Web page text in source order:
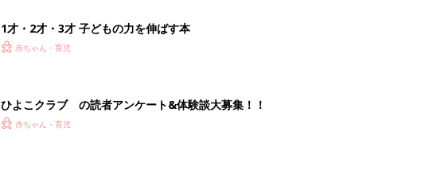
1才・2才・3才 子どもの力を伸ばす本
赤ちゃん・育児
ひよこクラブ の読者アンケート&体験談大募集！！
赤ちゃん・育児